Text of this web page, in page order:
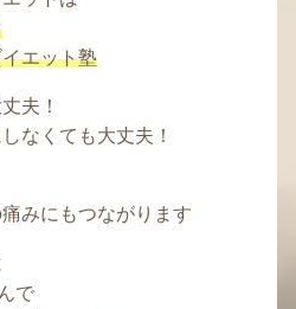
エット塾
夫！
なくても大丈夫！
みにもつながります
で